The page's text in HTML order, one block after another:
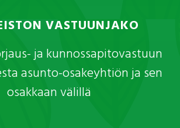
VASTUUNJAKO
ja kunnossapitovastuun
asunto-osakeyhtiön ja sen
osakkaan välillä